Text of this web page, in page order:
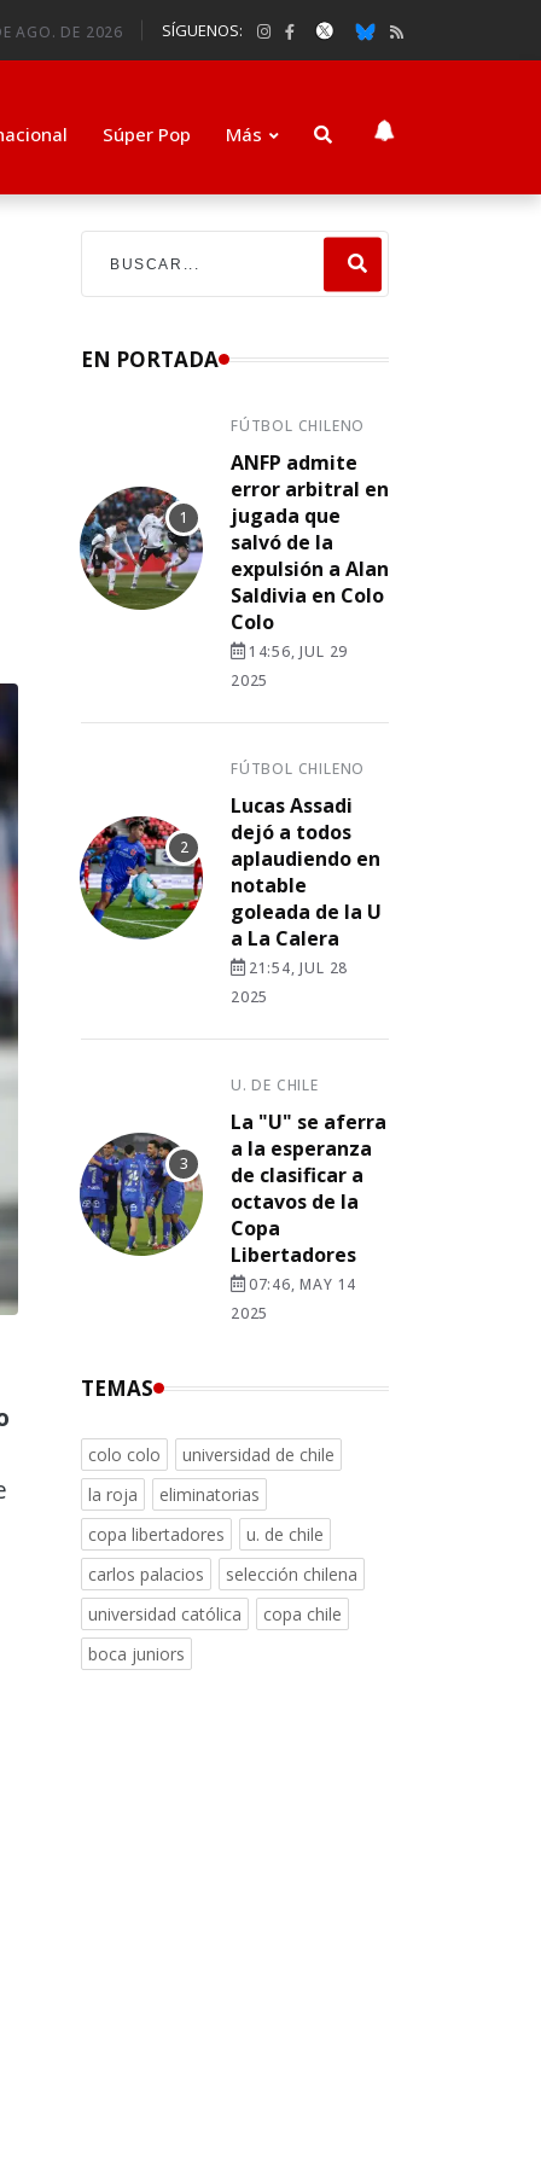
AGO. DE 2026 SÍGUENOS:
Súper Pop Más
EN PORTADA
FÚTBOL CHILENO
ANFP admite
error arbitral en
jugada que
salvó de la
expulsión a Alan
Saldivia en Colo
Colo
14:56, JUL 29
2025
FÚTBOL CHILENO
Lucas Assadi
dejó a todos
aplaudiendo en
notable
goleada de la U
a La Calera
21:54, JUL 28
2025
U. DE CHILE
La "U" se aferra
a la esperanza
de clasificar a
octavos de la
Copa
Libertadores
07:46, MAY 14
2025
TEMAS
colo colo
universidad de chile
la roja
eliminatorias
copa libertadores
u. de chile
carlos palacios
selección chilena
universidad católica
copa chile
boca juniors